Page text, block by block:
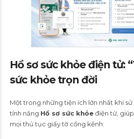
Hồ sơ sức khỏe điện tử:
sức khỏe trọn đời
Một trong những tiện ích lớn nhất khi sử
tính năng Hồ sơ sức khỏeđiện tử,
mọi thủ tục giấy tờ cồng kềnh: